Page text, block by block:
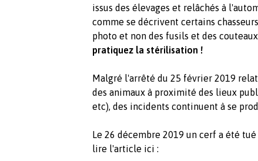
issus des élevages et relâchés à
comme se décrivent certains
photo et non des fusils et des
pratiquez la stérilisation !
Malgré l'arrêté du 25 février 2019
des animaux à proximité des lieux
etc), des incidents continuent à se
Le 26 décembre 2019 un cerf a été
lire l'article ici :